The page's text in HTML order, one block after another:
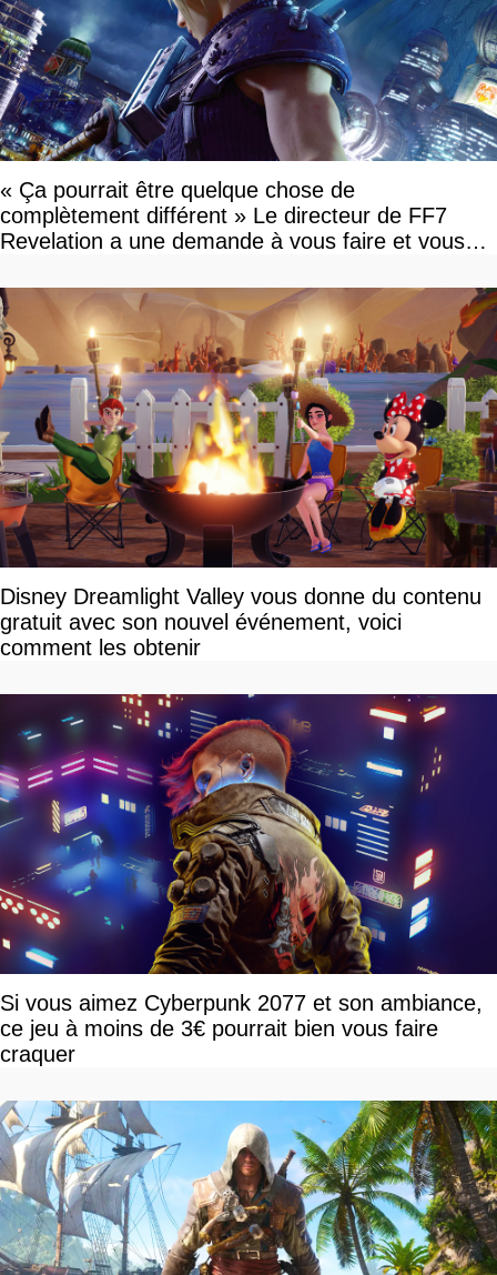
« Ça pourrait être quelque chose de
complètement différent » Le directeur de FF7
Revelation a une demande à vous faire et vous
Disney Dreamlight Valley vous donne du contenu
gratuit avec son nouvel événement, voici
comment les obtenir
Si vous aimez Cyberpunk 2077 et son ambiance,
ce jeu à moins de 3€ pourrait bien vous faire
craquer